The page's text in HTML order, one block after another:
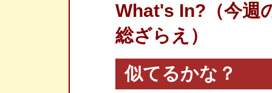
What's In?（今週
総ざらえ）
似てるかな？